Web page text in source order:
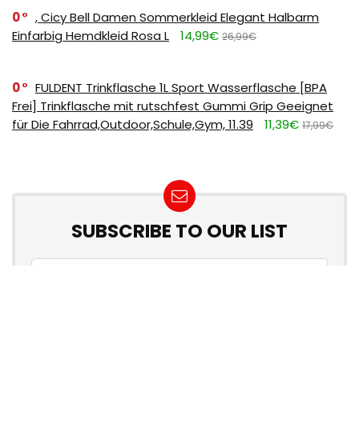
0
, Cicy Bell Damen Sommerkleid Elegant Halbarm
Einfarbig Hemdkleid Rosa L
14,99€ 26,99€
0
FULDENT Trinkflasche 1L Sport Wasserflasche [BPA
Frei] Trinkflasche mit rutschfest Gummi Grip Geeignet
für Die Fahrrad,Outdoor,Schule,Gym, 11.39
11,39€ 17,99€
SUBSCRIBE TO OUR LIST